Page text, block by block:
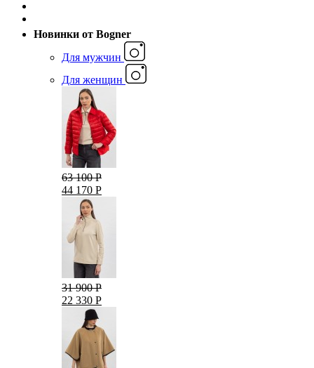
Новинки от Bogner
Для мужчин
Для женщин
63 100 Р
44 170 Р
31 900 Р
22 330 Р